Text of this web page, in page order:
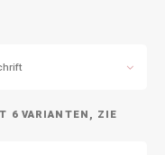
6 VARIANTEN, ZIE